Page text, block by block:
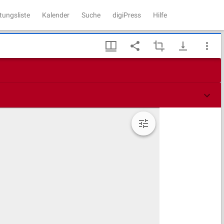
Kalender Suche digiPress Hilfe